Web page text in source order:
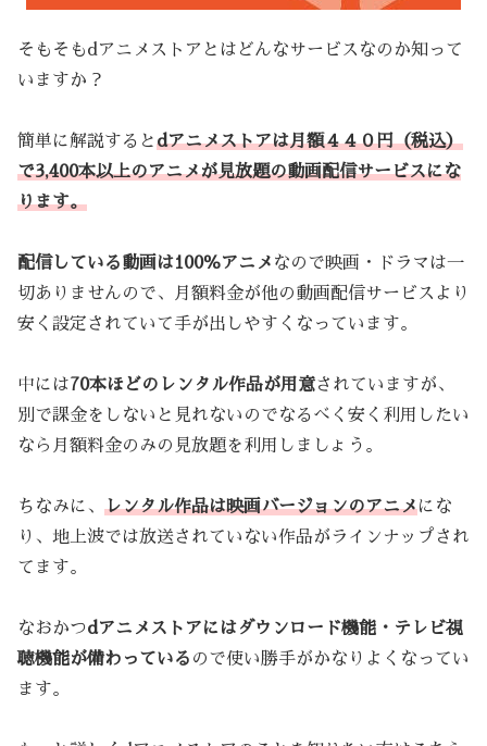
そもそもdアニメストアとはどんなサービスなのか知って
いますか？
簡単に解説するとdアニメストアは月額４４０円（税込）
で3,400本以上のアニメが見放題の動画配信サービスにな
ります。
配信している動画は100％アニメ なので映画・ドラマは一
切ありませんので、月額料金が他の動画配信サービスより
安く設定されていて手が出しやすくなっています。
中には70本ほどのレンタル作品が用意されていますが、
別で課金をしないと見れないのでなるべく安く利用したい
なら月額料金のみの見放題を利用しましょう。
ちなみに、 レンタル作品は映画バージョンのアニメにな
り、地上波では放送されていない作品がラインナップされ
てます。
なおかつdアニメストアにはダウンロード機能・テレビ視
聴機能が備わっている ので使い勝手がかなりよくなってい
ます。